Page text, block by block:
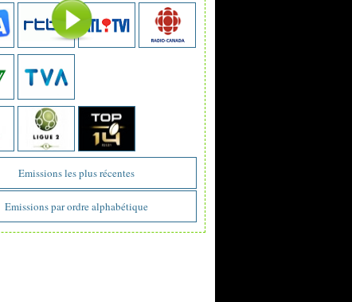
Emissions les plus récentes
Emissions par ordre alphabétique